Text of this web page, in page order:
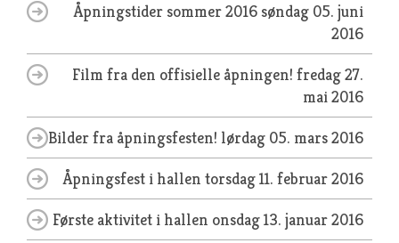
Åpningstider sommer 2016søndag 05. juni
2016
Film fra den offisielle åpningen! fredag 27.
mai 2016
Bilder fra åpningsfesten! lørdag 05. mars 2016
Åpningsfest i hallen torsdag 11. februar 2016
Første aktivitet i hallen onsdag 13. januar 2016